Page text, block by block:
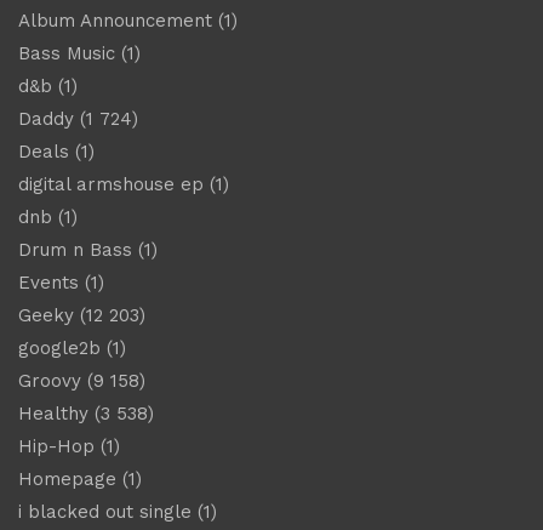
Album Announcement (1)
Bass Music (1)
d&b (1)
Daddy (1 724)
Deals (1)
digital armshouse ep (1)
dnb (1)
Drum n Bass (1)
Events (1)
Geeky (12 203)
google2b (1)
Groovy (9 158)
Healthy (3 538)
Hip-Hop (1)
Homepage (1)
i blacked out single (1)